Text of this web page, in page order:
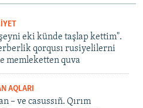
eki künde taşlap kettim".
qorqusı rusiyelilerni
memleketten quva
AQLARI
– ve casussıñ. Qırım